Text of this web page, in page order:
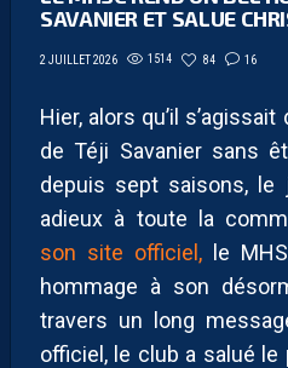
SAVANIER ET SALUE
2 JUILLET 2026 1514 84 16
Hier, alors qu’il
de Téji Savanier sans
depuis sept saisons, le
adieux à toute la
son site officiel, le
hommage à son
travers un long
officiel, le club a salué